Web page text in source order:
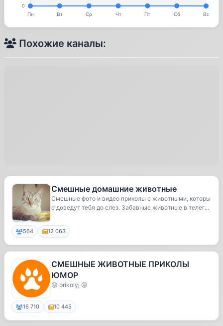
Похожие каналы:
Смешные домашние животные
Смешные фото и видео приколы с животными, которы
е доведут тебя до слез. Забавные животные в телег...
564 12 063
СМЕШНЫЕ ЖИВОТНЫЕ ПРИКОЛЫ
ЮМОР
😜 prikolyj 😜
16 710 10 445